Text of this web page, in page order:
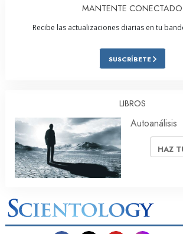
MANTENTE CONECTADO
Recibe las actualizaciones diarias en tu
SUSCRÍBETE
LIBROS
Autoanálisis
HAZ